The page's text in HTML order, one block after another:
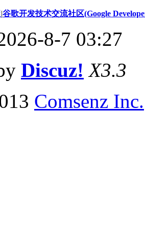
|谷歌开发技术交流社区(Google
8-7 03:27
Discuz! X3.3
Comsenz Inc.